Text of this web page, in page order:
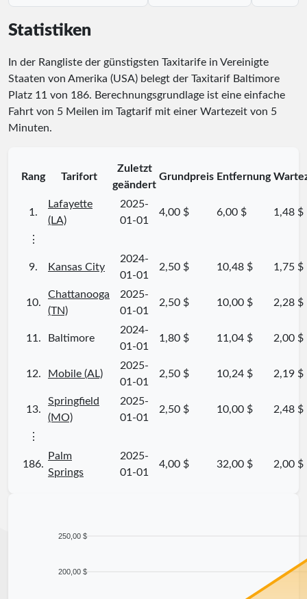
Statistiken
In der Rangliste der günstigsten Taxitarife in Vereinigte
Staaten von Amerika (USA) belegt der Taxitarif Baltimore
Platz 11 von 186. Berechnungsgrundlage ist eine einfache
Fahrt von 5 Meilen im Tagtarif mit einer Wartezeit von 5
Minuten.
Rang Tarifort
Zuletzt
geändert
Grundpreis Entfernung
1.
Lafayette
(LA)
2025-
01-01
4,00 $ 6,00 $ 1,48 $
⋮
9. Kansas City
2024-
01-01
2,50 $ 10,48 $ 1,75 $
10.
Chattanooga
(TN)
2025-
01-01
2,50 $ 10,00 $ 2,28 $
11. Baltimore
2024-
01-01
1,80 $ 11,04 $ 2,00 $
12. Mobile (AL)
2025-
01-01
2,50 $ 10,24 $ 2,19 $
13.
Springfield
(MO)
2025-
01-01
2,50 $ 10,00 $ 2,48 $
⋮
186.
Palm
Springs
2025-
01-01
4,00 $ 32,00 $ 2,00 $
250,00 $
200,00 $